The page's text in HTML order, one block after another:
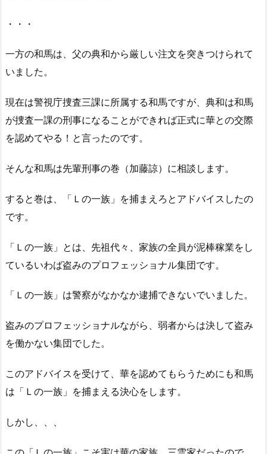
・・・
一方の和馬は、父の典和から厳しい注文を突きつけられて
いました。
現在は警視庁捜査三課に所属する和馬ですが、典和は和馬
が捜査一課の刑事になることができれば正式に華との交際
を認めてやる！と言ったのです。
そんな和馬は先輩刑事の巻（加藤諒）に相談します。
すると巻は、「Ｌの一族」を捕まえろとアドバイスしたの
です。
「Ｌの一族」とは、先祖代々、家族の全員が泥棒稼業をし
ているいわば盗みのプロフェッショナル集団です。
「Ｌの一族」は警察がなかなか逮捕できないでいました。
盗みのプロフェッショナルながら、弱者からは決して盗み
を働かない集団でした。
このアドバイスを受けて、華を認めてもらうためにも和馬
は「Ｌの一族」を捕まえる決心をします。
しかし、、、